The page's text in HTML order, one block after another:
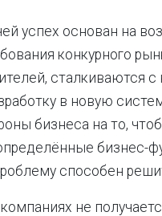
успех основан на
конкурного
сталкиваются
в новую
бизнеса на то,
бизнес-
способен
не